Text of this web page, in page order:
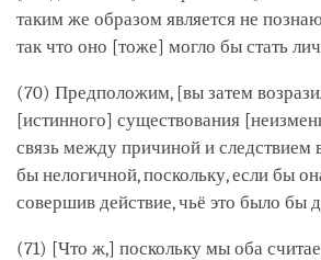
таким же образом является не
так что оно [тоже] могло бы стать
(70) Предположим, [вы затем
[истинного] существования
связь между причиной и следствием
бы нелогичной, поскольку, если бы
совершив действие, чьё это было бы
(71) [Что ж,] поскольку мы оба